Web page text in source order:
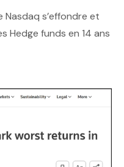
Nasdaq s’effondre et
Hedge funds en 14 ans